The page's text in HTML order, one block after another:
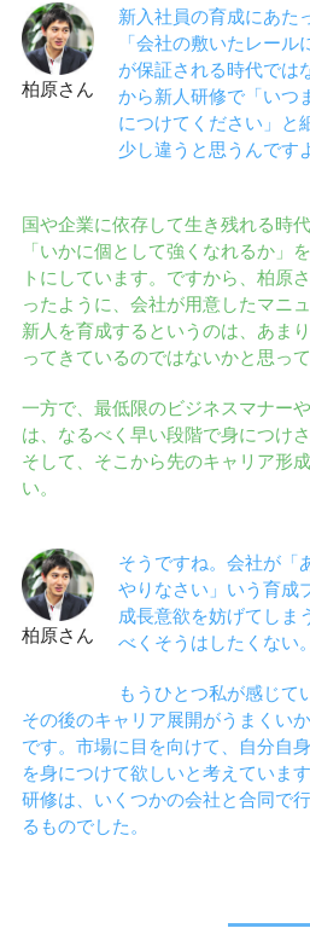
柏原さん
新入社員の育成にあた
「会社の敷いたレー
が保証される時代では
から新人研修で「いつ
につけてください」と
少し違うと思うんです
国や企業に依存して生き残れる時代
「いかに個として強くなれるか」
トにしています。ですから、柏原
ったように、会社が用意したマニ
新人を育成するというのは、あま
ってきているのではないかと思って
一方で、最低限のビジネスマナー
は、なるべく早い段階で身につけ
そして、そこから先のキャリア形
い。
柏原さん
そうですね。会社が「
やりなさい」いう育成
成長意欲を妨げてしま
べくそうはしたくない。
もうひとつ私が感じて
その後のキャリア展開がうまくい
です。市場に目を向けて、自分自
を身につけて欲しいと考えていま
研修は、いくつかの会社と合同で
るものでした。